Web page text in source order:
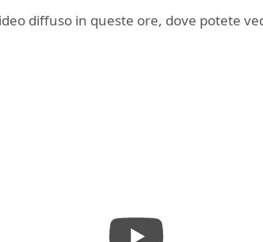
diffuso in queste ore, dove potete